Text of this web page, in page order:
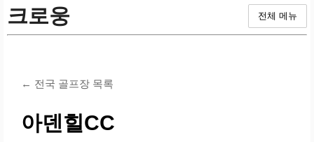
크로웅 전체 메뉴
← 전국 골프장 목록
아덴힐CC